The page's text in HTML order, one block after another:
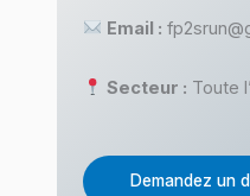
Email :
Secteur : Toute
Demandez un